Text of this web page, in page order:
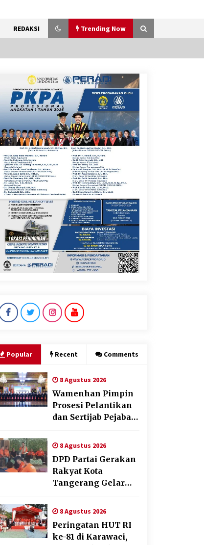
REDAKSI Trending Now
Peringatan HUT RI ke-81 di
Karawaci, Camat Tekankan
Semangat Pelayanan dan
Kebersamaan
8 Agustus 2026
Kemenkum Malut
Harmonisasi Rancangan
Perbup Pengadaan Barang
dan Jasa pada BUMD Halteng
7 Agustus 2026
Gebyar Lomba 17 Agustus
RSUD Tigaraksa, Semarakkan
HUT RI dengan Nuansa
Kebersamaan
7 Agustus 2026
Partisipasi Sekolah Terus
Meningkat
Popular Recent Comments
8 Agustus 2026
Wamenhan Pimpin
Prosesi Pelantikan
dan Sertijab Pejabat
8 Agustus 2026
DPD Partai Gerakan
Rakyat Kota
Tangerang Gelar
Jelang Pemilu 2029
8 Agustus 2026
Peringatan HUT RI
ke-81 di Karawaci,